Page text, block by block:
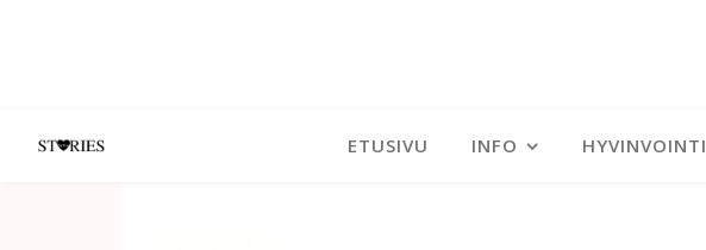
ETUSIVU INFO HYVINVOINTI